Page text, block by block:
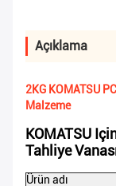
Açıklama
2KG KOMATSU
Malzeme
KOMATSU
Tahliye
Ürün adı